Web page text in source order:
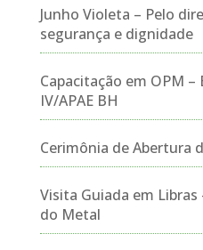
Junho Violeta – Pelo
segurança e dignidade
Capacitação em OPM –
IV/APAE BH
Cerimônia de Abertura
Visita Guiada em
do Metal